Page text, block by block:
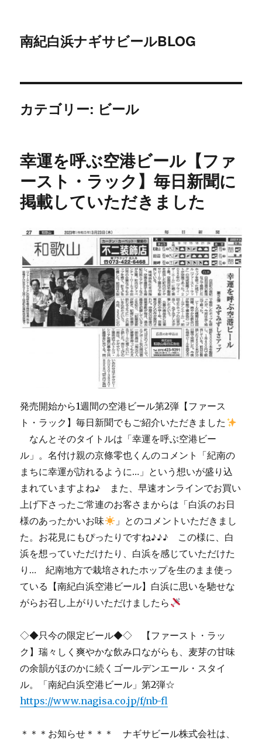
南紀白浜ナギサビールBLOG
カテゴリー: ビール
幸運を呼ぶ空港ビール【ファ
ースト・ラック】毎日新聞に
掲載していただきました
発売開始から1週間の空港ビール第2弾【ファース
ト・ラック】毎日新聞でもご紹介いただきました
なんとそのタイトルは「幸運を呼ぶ空港ビー
ル」。名付け親の京條零也くんのコメント「紀南の
まちに幸運が訪れるように…」という想いが盛り込
まれていますよね♪ また、早速オンラインでお買い
上げ下さったご常連のお客さまからは「白浜のお日
様のあったかいお味
」とのコメントいただきまし
た。お花見にもぴったりですね♪♪♪ この様に、白
浜を想っていただけたり、白浜を感じていただけた
り… 紀南地方で栽培されたホップを生のまま使っ
ている【南紀白浜空港ビール】白浜に思いを馳せな
がらお召し上がりいただけましたら
◇◆只今の限定ビール◆◇ 【ファースト・ラッ
ク】瑞々しく爽やかな飲み口ながらも、麦芽の甘味
の余韻がほのかに続くゴールデンエール・スタイ
ル。「南紀白浜空港ビール」第2弾☆
https://www.nagisa.co.jp/f/nb-fl
＊＊＊お知らせ＊＊＊ ナギサビール株式会社は、